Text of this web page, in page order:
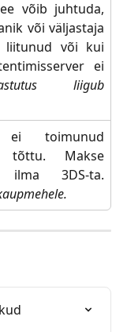
võib juhtuda,
või väljastaja
liitunud või kui
ei
liigub
ei toimunud
tõttu. Makse
ilma 3DS-ta.